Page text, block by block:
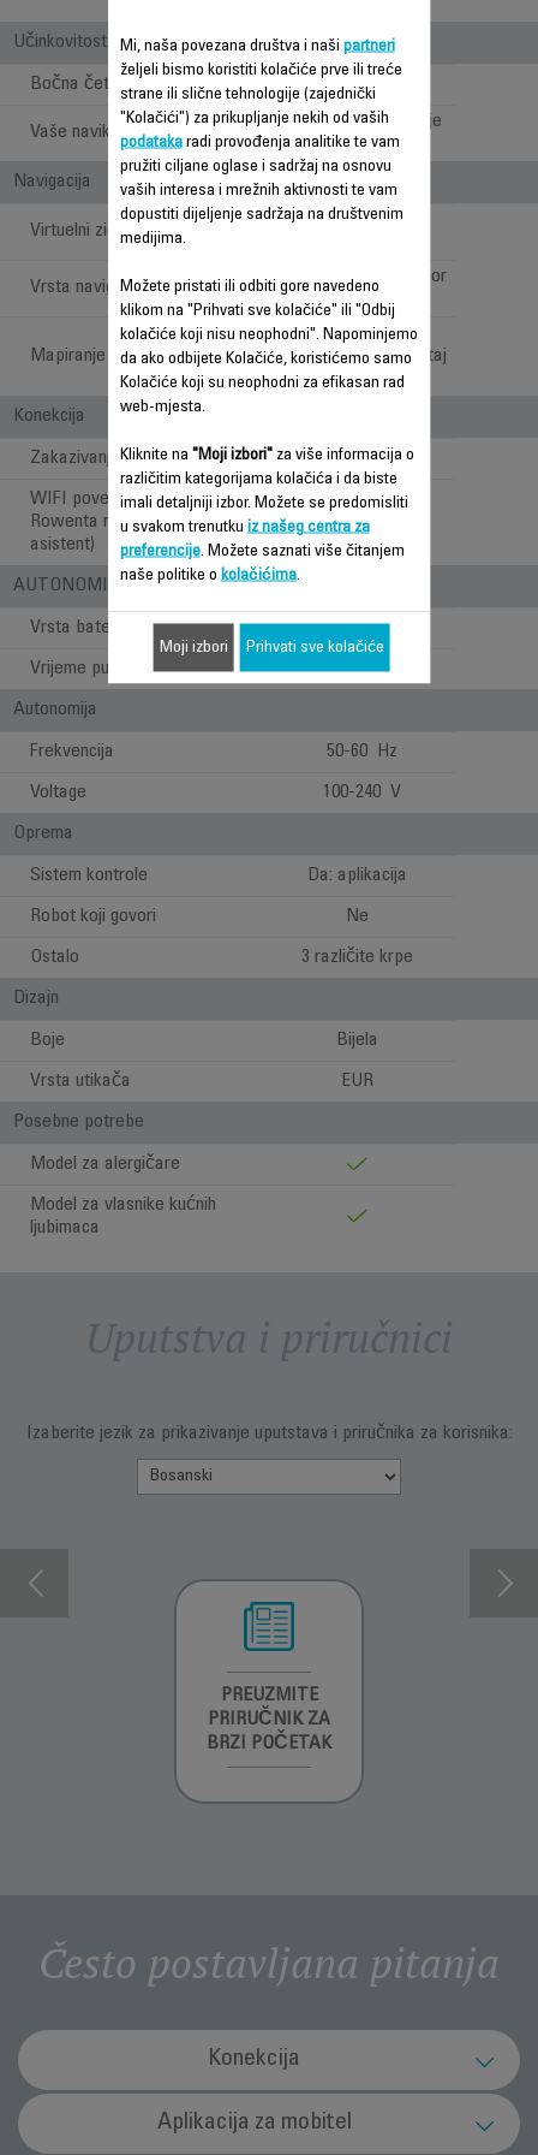
Učinkovitost čišćenja
Bočna četka 1
Vaše navike
Automatsko čišćenje
bez napora
Navigacija
Virtuelni zidovi
Da: zahvaljujući
Vrsta navigacije
Best-in-class (laser or
laser+camera)
Mapiranje doma u app
Upravljanje
prostorijama i izvještaj
o čišćenju
Konekcija
Zakazivanje čišćenja
WIFI povezivost: (App
Rowenta roboti I glasovni
asistent)
AUTONOMIJA
Vrsta baterije Litijumski joni
Vrijeme punjenja 4h
Autonomija
Frekvencija 50-60 Hz
Voltage 100-240 V
Oprema
Sistem kontrole Da: aplikacija
Robot koji govori Ne
Ostalo 3 različite krpe
Dizajn
Boje Bijela
Vrsta utikača EUR
Posebne potrebe
Model za alergičare
Model za vlasnike kućnih
ljubimaca
Uputstva i priručnici
Izaberite jezik za prikazivanje uputstava i priručnika za korisnika:
PREUZMITE
PRIRUČNIK ZA
BRZI POČETAK
Često postavljana pitanja
Konekcija
Kako se robotski usisivač povezuje s
glasovnim pomoćnikom Google Home?
Aplikacija za mobitel
Mi, naša povezana društva i naši partneri
željeli bismo koristiti kolačiće prve ili treće
strane ili slične tehnologije (zajednički
"Kolačići") za prikupljanje nekih od vaših
podatakaradi provođenja analitike te vam
pružiti ciljane oglase i sadržaj na osnovu
vaših interesa i mrežnih aktivnosti te vam
dopustiti dijeljenje sadržaja na društvenim
medijima.
Možete pristati ili odbiti gore navedeno
klikom na "Prihvati sve kolačiće" ili "Odbij
kolačiće koji nisu neophodni". Napominjemo
da ako odbijete Kolačiće, koristićemo samo
Kolačiće koji su neophodni za efikasan rad
web-mjesta.
Kliknite na "Moji izbori"za više informacija o
različitim kategorijama kolačića i da biste
imali detaljniji izbor. Možete se predomisliti
u svakom trenutku iz našeg centra za
preferencije. Možete saznati više čitanjem
naše politike o kolačićima.
Moji izbori Prihvati sve kolačiće